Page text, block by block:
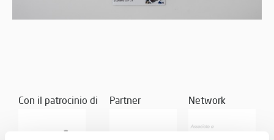
Con il patrocinio di Partner Network